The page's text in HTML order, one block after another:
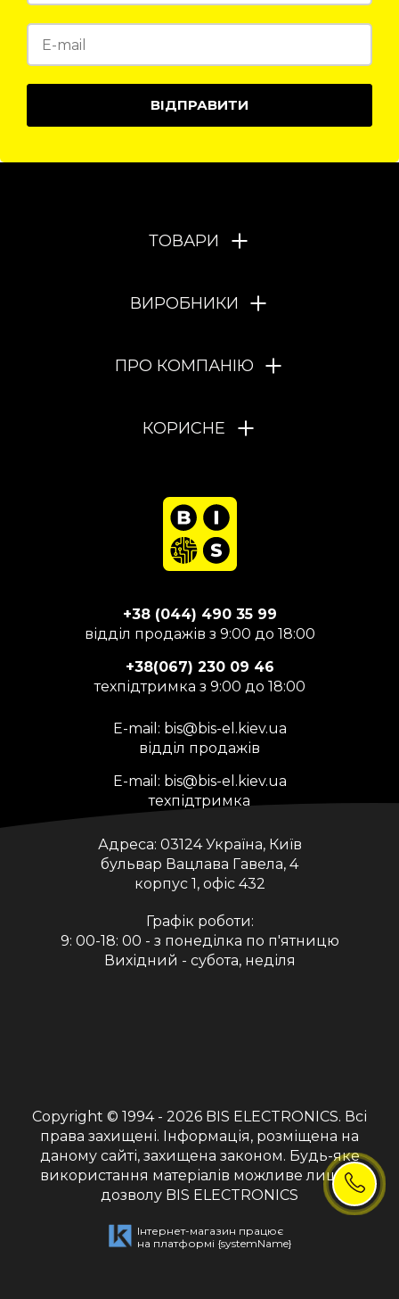
ВІДПРАВИТИ
ТОВАРИ
ВИРОБНИКИ
ПРО КОМПАНІЮ
КОРИСНЕ
+38 (044) 490 35 99
відділ продажів з 9:00 до 18:00
+38(067) 230 09 46
техпідтримка з 9:00 до 18:00
E-mail: bis@bis-el.kiev.ua
відділ продажів
E-mail: bis@bis-el.kiev.ua
техпідтримка
Адреса: 03124 Україна, Київ
бульвар Вацлава Гавела, 4
корпус 1, офіс 432
Графік роботи:
9: 00-18: 00 - з понеділка по п'ятницю
Вихідний - субота, неділя
Copyright © 1994 - 2026 BIS ELECTRONICS. Всі
права захищені. Інформація, розміщена на
даному сайті, захищена законом. Будь-яке
використання матеріалів можливе лише з
дозволу BIS ELECTRONICS
Інтернет-магазин працює
на платформі {systemName}